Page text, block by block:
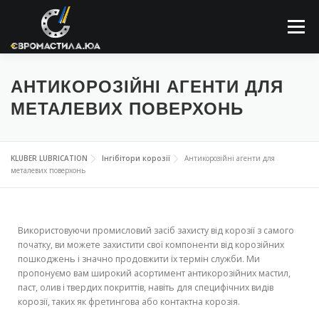
Меню
ПРО КОМПАНІЮ МАСТИЛЬНІ МАТЕРІАЛИ
АНТИКОРОЗІЙНІ АГЕНТИ ДЛЯ
МЕТАЛЕВИХ ПОВЕРХОНЬ
KLUBER LUBRICATION Інгібітори корозії
Антикорозійні агенти для
металевих поверхонь
Використовуючи промисловий засіб захисту від корозії з самого
початку, ви можете захистити свої компоненти від корозійних
пошкоджень і значно продовжити їх термін служби. Ми
пропонуємо вам широкий асортимент антикорозійних мастил,
паст, олив і твердих покриттів, навіть для специфічних видів
корозії, таких як фретингова або контактна корозія.